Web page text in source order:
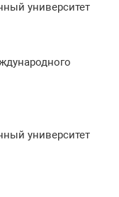
университет
университет